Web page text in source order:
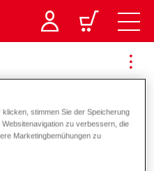
Energie und
klicken, stimmen Sie der Speicherung
zu verbessern, die
Marketingbemühungen zu